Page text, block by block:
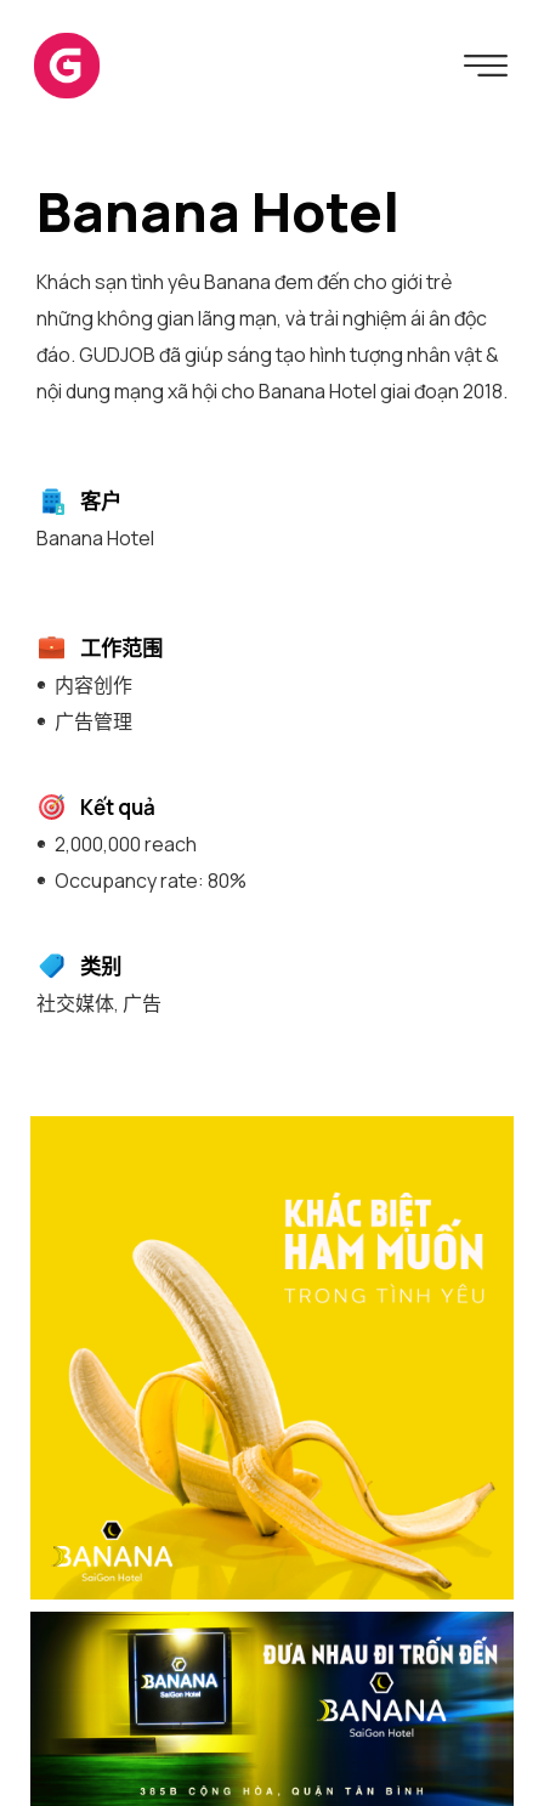
Banana Hotel
Khách sạn tình yêu Banana đem đến cho giới trẻ
những không gian lãng mạn, và trải nghiệm ái ân độc
đáo. GUDJOB đã giúp sáng tạo hình tượng nhân vật &
nội dung mạng xã hội cho Banana Hotel giai đoạn 2018.
客户
Banana Hotel
工作范围
内容创作
广告管理
Kết quả
2,000,000 reach
Occupancy rate: 80%
类别
社交媒体, 广告